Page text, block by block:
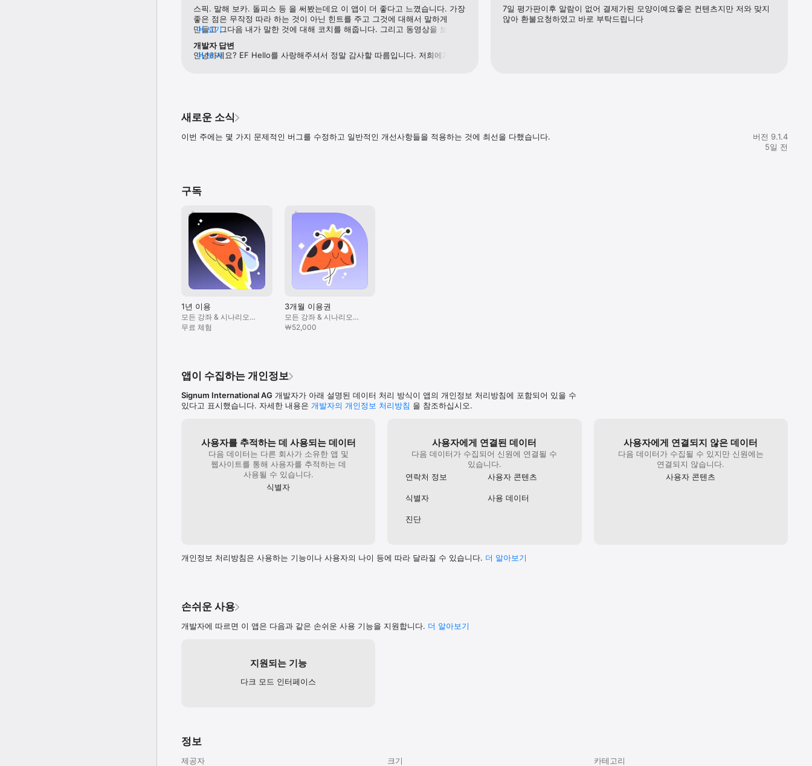
복잡한 주제도 명확하게 표현
국제 학계에서의 활동 준비
여행 중에:
새로운 도시를 자유롭게 탐험
EF Hello를 다운로드하고, 나의 인생을 바꿀 유창한 실력을 위해 떠나보세요. 매일 단 5분으로, 작지만 확실한
변화가 시작됩니다.
앱에서 휴대폰을 흔들거나 efhello@ef.com으로 문의해 주세요. 언제든 친절히 지원해드립니다.
서비스 이용약관: https://hello.ef.com/terms-of-service
개인정보처리방침: https://hello.ef.com/privacy-policy
스픽. 말해 보카. 돌피스 등 을 써봤는데요 이 앱이 더 좋다고 느꼈습니다. 가장
좋은 점은 무작정 따라 하는 것이 아닌 힌트를 주고 그것에 대해서 말하게
만들고 그다음 내가 말한 것에 대해 코치를 해줍니다. 그리고 동영상을 보면서
습관이 되는 게 느껴집니다. 초보자도 자신감만 있으면 두려워할 필요가
없다는 것을 이 앱으로 느끼고 있습니다
더 보기
개발자 답변
안녕하세요? EF Hello를 사랑해주셔서 정말 감사할 따름입니다. 저희에게
더 보기
7일 평가판이후 알람이 없어 결제가된 모양이예요좋은 컨텐츠지만 저와 맞지
않아 환불요청하였고 바로 부탁드립니다
새로운 소식
이번 주에는 몇 가지 문제적인 버그를 수정하고 일반적인 개선사항들을 적용하는 것에 최선을 다했습니다.
버전 9.1.4
5일 전
구독
1년 이용
모든 강좌 & 시나리오
학습하기
무료 체험
3개월 이용권
모든 강좌 & 시나리오
학습하기
￦52,000
앱이 수집하는 개인정보
Signum International AG 개발자가 아래 설명된 데이터 처리 방식이 앱의 개인정보 처리방침에 포함되어 있을 수
있다고 표시했습니다. 자세한 내용은 개발자의 개인정보 처리방침 을 참조하십시오.
사용자를 추적하는 데 사용되는 데이터
다음 데이터는 다른 회사가 소유한 앱 및
웹사이트를 통해 사용자를 추적하는 데
사용될 수 있습니다.
식별자
사용자에게 연결된 데이터
다음 데이터가 수집되어 신원에 연결될 수
있습니다.
연락처 정보
사용자 콘텐츠
식별자 사용 데이터
진단
사용자에게 연결되지 않은 데이터
다음 데이터가 수집될 수 있지만 신원에는
연결되지 않습니다.
사용자 콘텐츠
개인정보 처리방침은 사용하는 기능이나 사용자의 나이 등에 따라 달라질 수 있습니다. 더 알⁠아⁠보⁠기
손쉬운 사용
개발자에 따르면 이 앱은 다음과 같은 손쉬운 사용 기능을 지원합니다. 더 알아보기
지원되는 기능
다크 모드 인터페이스
정보
제공자
크기
카테고리